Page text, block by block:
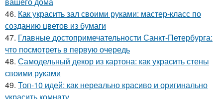
46. Как украсить зал своими руками: мастер-класс по
созданию цветов из бумаги
47. Главные достопримечательности Санкт-Петербурга:
что посмотреть в первую очередь
48. Самодельный декор из картона: как украсить стены
своими руками
49. Топ-10 идей: как нереально красиво и оригинально